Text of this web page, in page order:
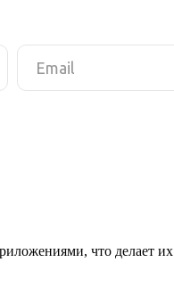
что делает